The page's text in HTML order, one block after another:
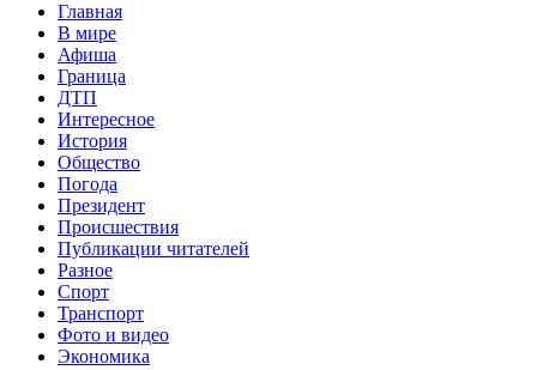
Главная
В мире
Афиша
Граница
ДТП
Интересное
История
Общество
Погода
Президент
Происшествия
Публикации читателей
Разное
Спорт
Транспорт
Фото и видео
Экономика